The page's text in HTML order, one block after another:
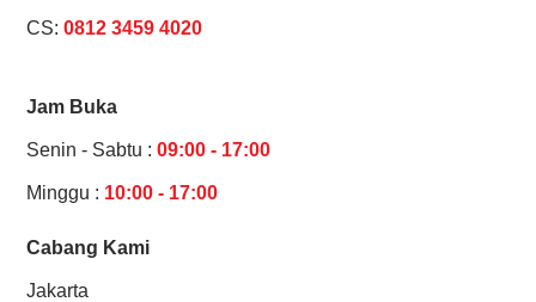
CS:0812 3459 4020
Jam Buka
Senin - Sabtu :09:00 - 17:00
Minggu : 10:00 - 17:00
Cabang Kami
Jakarta